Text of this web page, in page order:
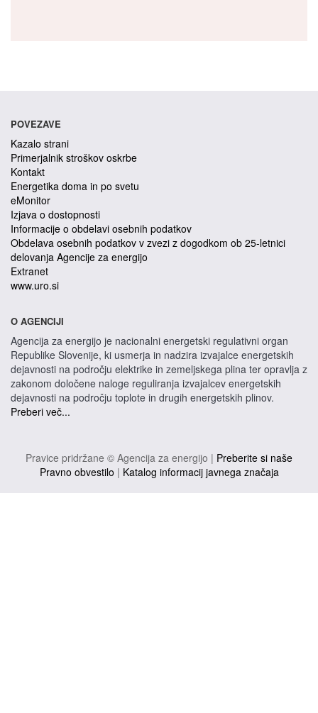
POVEZAVE
Kazalo strani
Primerjalnik stroškov oskrbe
Kontakt
Energetika doma in po svetu
eMonitor
Izjava o dostopnosti
Informacije o obdelavi osebnih podatkov
Obdelava osebnih podatkov v zvezi z dogodkom ob 25-letnici
delovanja Agencije za energijo
Extranet
www.uro.si
O AGENCIJI
Agencija za energijo je nacionalni energetski regulativni organ
Republike Slovenije, ki usmerja in nadzira izvajalce energetskih
dejavnosti na področju elektrike in zemeljskega plina ter opravlja z
zakonom določene naloge reguliranja izvajalcev energetskih
dejavnosti na področju toplote in drugih energetskih plinov.
Preberi več...
Pravice pridržane © Agencija za energijo | Preberite si naše
Pravno obvestilo | Katalog informacij javnega značaja